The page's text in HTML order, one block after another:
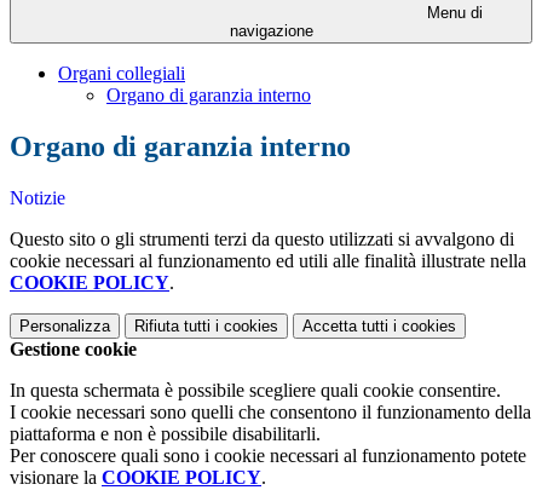
Menu di
navigazione
Organi collegiali
Organo di garanzia interno
Organo di garanzia interno
Notizie
Questo sito o gli strumenti terzi da questo utilizzati si avvalgono di
cookie necessari al funzionamento ed utili alle finalità illustrate nella
COOKIE POLICY.
Personalizza Rifiuta tutti i cookies Accetta tutti i cookies
Gestione cookie
In questa schermata è possibile scegliere quali cookie consentire.
I cookie necessari sono quelli che consentono il funzionamento della
piattaforma e non è possibile disabilitarli.
Per conoscere quali sono i cookie necessari al funzionamento potete
visionare la COOKIE POLICY.